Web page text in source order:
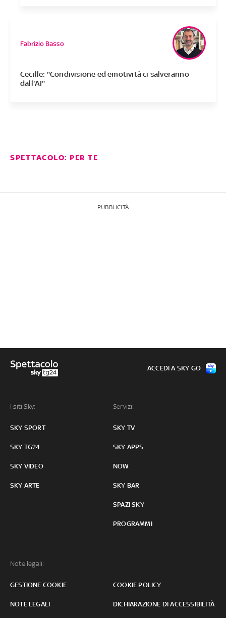
Cecille: "Condivisione ed emotività ci salveranno
dall'AI"
Fabrizio Basso
SPETTACOLO: PER TE
PUBBLICITÀ
I siti Sky:
SKY SPORT
SKY TG24
SKY VIDEO
SKY ARTE
Servizi:
SKY TV
SKY APPS
NOW
SKY BAR
SPAZI SKY
PROGRAMMI
Note legali:
GESTIONE COOKIE COOKIE POLICY
NOTE LEGALI DICHIARAZIONE DI ACCESSIBILITÀ
ACCEDI A SKY GO